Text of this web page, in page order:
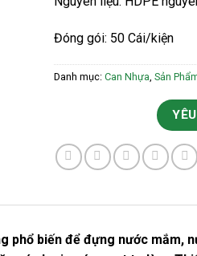
Đóng gói: 50 Cái/kiện
Danh mục:Can Nhựa,Sản
phổ biến để đựng nước mắm,